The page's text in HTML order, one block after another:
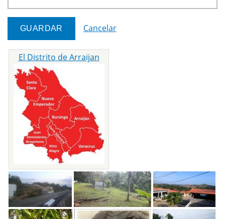
Cancelar
El Distrito de Arraijan